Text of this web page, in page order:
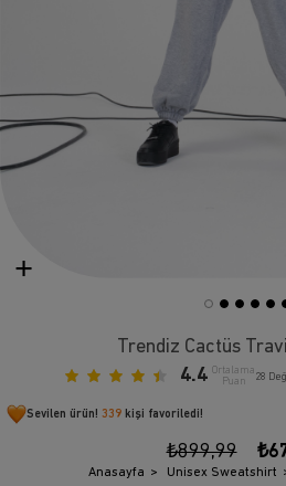
Trendiz Cactüs
4.4 Ortalama
Puan
28
Sevilen ürün! 339 kişi favoriledi!
₺899,99
Anasayfa Unisex Sweatshirt